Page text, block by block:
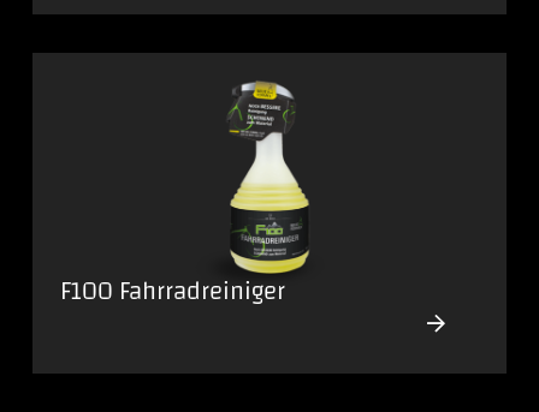
F100 Fahrradreiniger